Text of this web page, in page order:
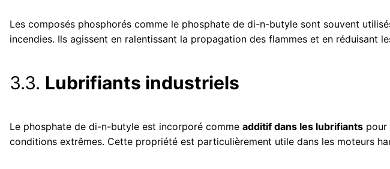
Les composés phosphorés comme le phosphate de di-n-butyle sont souvent
incendies. Ils agissent en ralentissant la propagation des flammes et en réduisant
3.3. Lubrifiants industriels
Le phosphate de di-n-butyle est incorporé comme additif dans les lubrifiants pour
conditions extrêmes. Cette propriété est particulièrement utile dans les moteurs